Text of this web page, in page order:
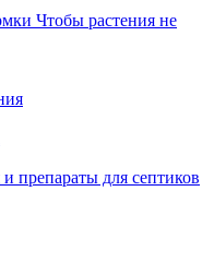
Чтобы растения не
препараты для септиков